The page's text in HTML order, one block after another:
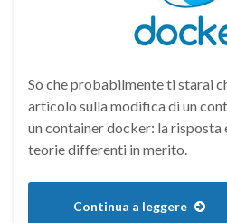
So che probabilmente ti starai
articolo sulla modifica di un
un container docker: la risposta
teorie differenti in merito.
Continua a leggere